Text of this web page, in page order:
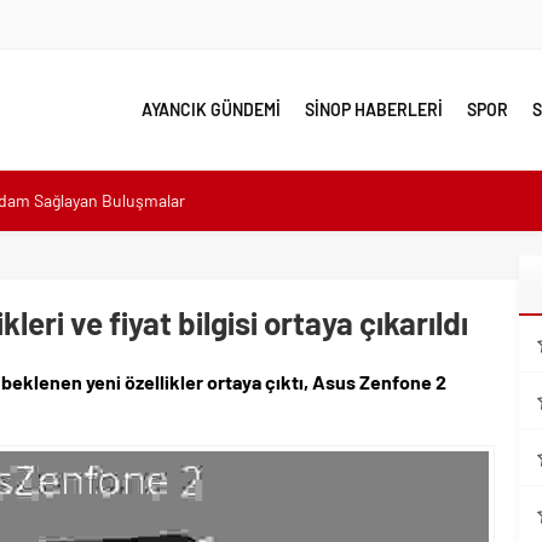
AYANCIK GÜNDEMİ SİNOP HABERLERİ SPOR
Sağlayan Buluşmalar
“Halkımızın içinde, Bornova’nın hizmetindeyiz”
Noktasında Gece Gündüz Sahadayız”
Ödüllü Resim, Şiir ve Kompozisyon Yarışması
Üretim Gücünü Destekliyoruz”
yalnız bırakılmadı
ve fiyat bilgisi ortaya çıkarıldı
yeni özellikler ortaya çıktı, Asus Zenfone 2